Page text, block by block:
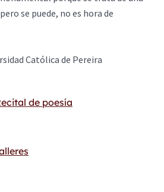
se puede, no es hora de
Católica de Pereira
de poesía